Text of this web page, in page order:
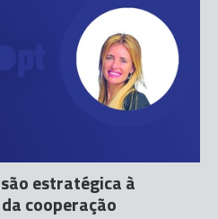
estratégica à
cooperação